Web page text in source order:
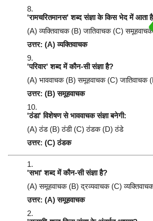
'रामचरितमानस' शब्द संज्ञा के किस भेद में आता
(A) व्यक्तिवाचक (B) जातिवाचक (C)
उत्तर: (A) व्यक्तिवाचक
'परिवार' शब्द में कौन-सी संज्ञा है?
(A) भाववाचक (B) समूहवाचक (C) जातिवाचक
उत्तर: (B) समूहवाचक
'ठंडा' विशेषण से भाववाचक संज्ञा बनेगी:
(A) ठंड (B) ठंडी (C) ठंडक (D) ठंडे
उत्तर: (C) ठंडक
'सभा' शब्द में कौन-सी संज्ञा है?
(A) समूहवाचक (B) द्रव्यवाचक (C)
उत्तर: (A) समूहवाचक